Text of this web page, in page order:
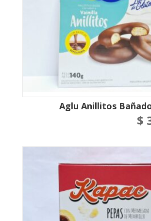
Aglu Anillitos
$